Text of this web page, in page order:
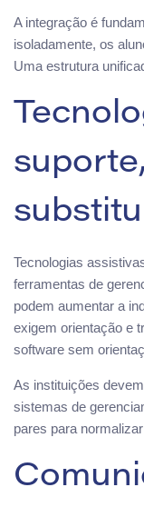
A integração é
isoladamente, os
Uma estrutura
Tecnologias
ferramentas de
podem aumentar a
exigem orientação e
software sem
As instituições
sistemas de
pares para